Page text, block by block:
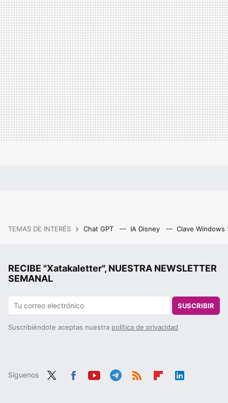
TEMAS DE INTERÉS Chat GPT IA Disney Clave Windows
RECIBE "Xatakaletter", NUESTRA NEWSLETTER
SEMANAL
SUSCRIBIR
Suscribiéndote aceptas nuestra política de privacidad
Síguenos